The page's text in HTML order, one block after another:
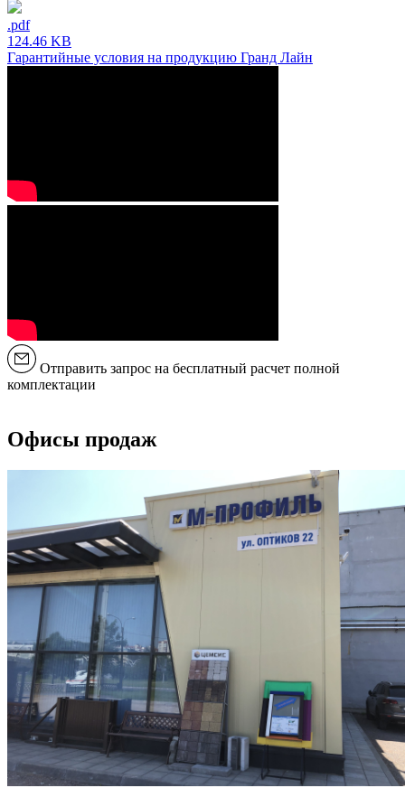
.pdf
124.46 KB
Гарантийные условия на продукцию Гранд Лайн
Отправить запрос на бесплатный расчет полной
комплектации
Офисы продаж